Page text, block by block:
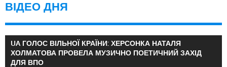
ВІДЕО ДНЯ
UA ГОЛОС ВІЛЬНОЇ КРАЇНИ: ХЕРСОНКА НАТАЛЯ
ХОЛМАТОВА ПРОВЕЛА МУЗИЧНО ПОЕТИЧНИЙ ЗАХІД
ДЛЯ ВПО